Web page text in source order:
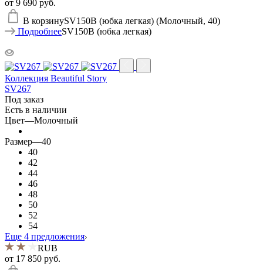
от 9 690 руб.
В корзинуSV150B (юбка легкая) (Молочный, 40)
ПодробнееSV150B (юбка легкая)
Коллекция Beautiful Story
SV267
Под заказ
Есть в наличии
Цвет—Молочный
Размер—40
40
42
44
46
48
50
52
54
Еще 4 предложения
RUB
от 17 850 руб.